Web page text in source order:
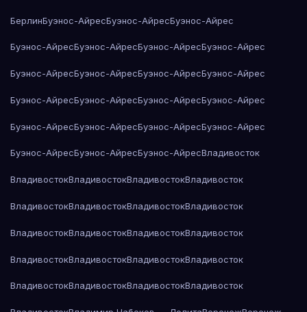
БерлинБуэнос-АйресБуэнос-АйресБуэнос-Айрес
Буэнос-АйресБуэнос-АйресБуэнос-АйресБуэнос-Айрес
Буэнос-АйресБуэнос-АйресБуэнос-АйресБуэнос-Айрес
Буэнос-АйресБуэнос-АйресБуэнос-АйресБуэнос-Айрес
Буэнос-АйресБуэнос-АйресБуэнос-АйресБуэнос-Айрес
Буэнос-АйресБуэнос-АйресБуэнос-АйресВладивосток
ВладивостокВладивостокВладивостокВладивосток
ВладивостокВладивостокВладивостокВладивосток
ВладивостокВладивостокВладивостокВладивосток
ВладивостокВладивостокВладивостокВладивосток
ВладивостокВладивостокВладивостокВладивосток